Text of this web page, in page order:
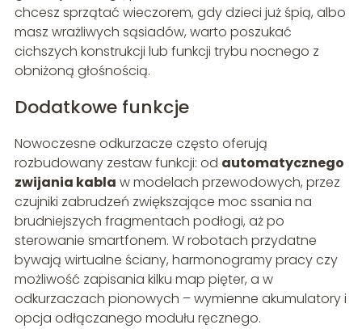
chcesz sprzątać wieczorem, gdy dzieci już śpią, albo
masz wrażliwych sąsiadów, warto poszukać
cichszych konstrukcji lub funkcji trybu nocnego z
obniżoną głośnością.
Dodatkowe funkcje
Nowoczesne odkurzacze często oferują
rozbudowany zestaw funkcji: od automatycznego
zwijania kabla w modelach przewodowych, przez
czujniki zabrudzeń zwiększające moc ssania na
brudniejszych fragmentach podłogi, aż po
sterowanie smartfonem. W robotach przydatne
bywają wirtualne ściany, harmonogramy pracy czy
możliwość zapisania kilku map pięter, a w
odkurzaczach pionowych – wymienne akumulatory i
opcja odłączanego modułu ręcznego.